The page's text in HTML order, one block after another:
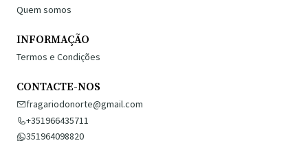
Quem somos
INFORMAÇÃO
Termos e Condições
CONTACTE-NOS
fragariodonorte@gmail.com
+351966435711
351964098820